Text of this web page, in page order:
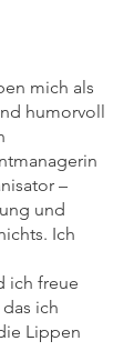
mich als
humorvoll
–
und
Ich
ich freue
ich
Lippen